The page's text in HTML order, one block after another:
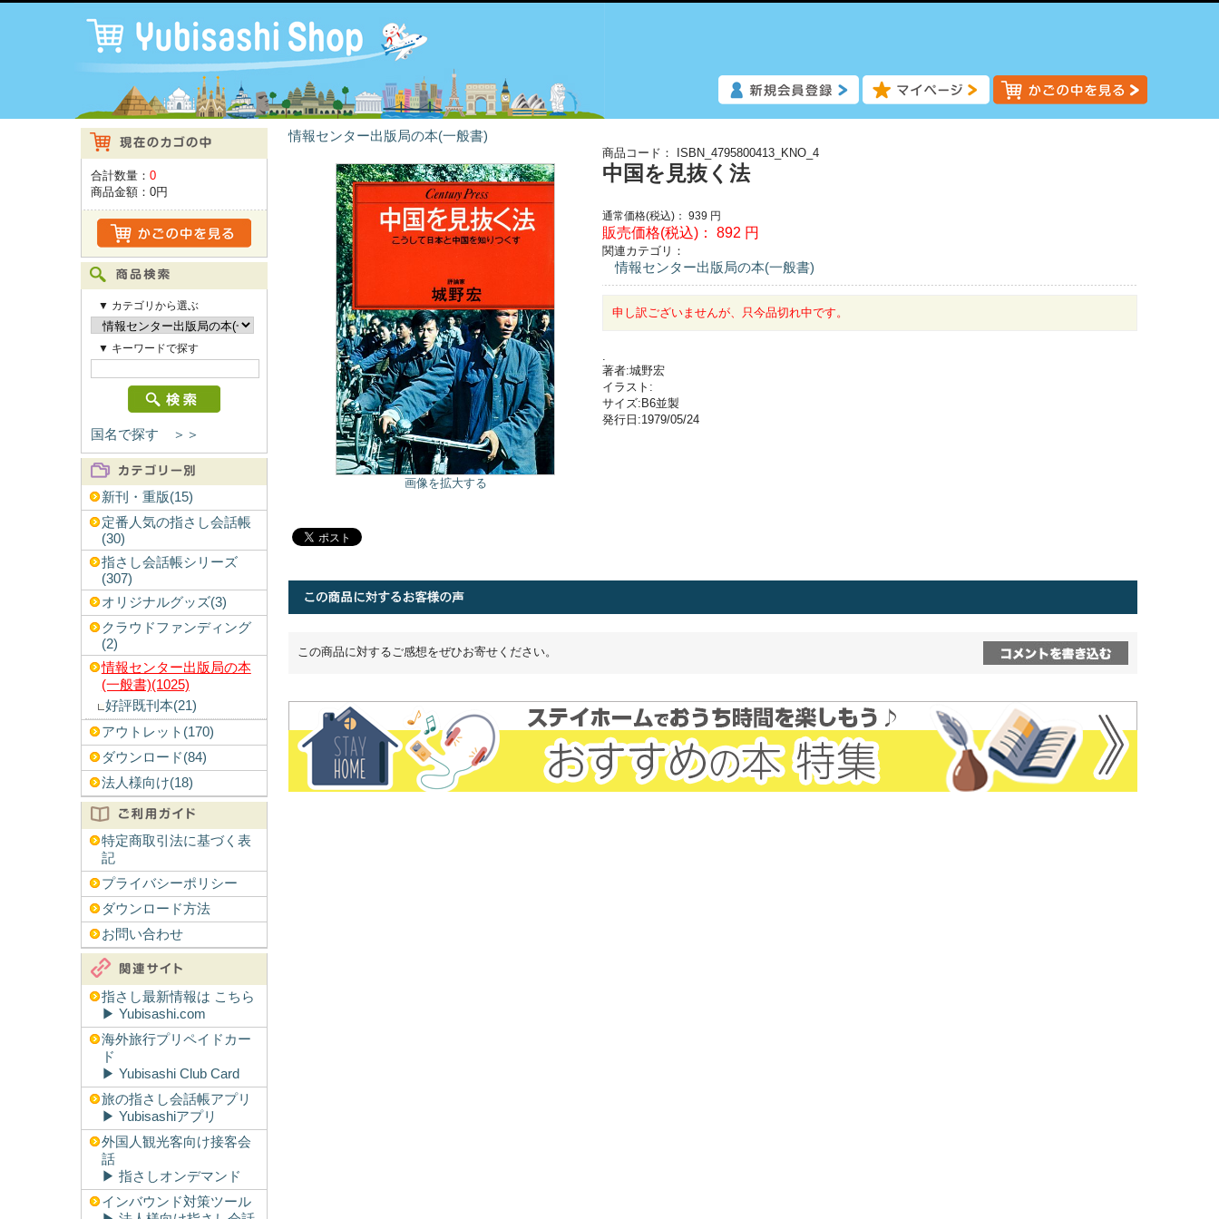
合計数量： 0
商品金額： 0円
▼ カテゴリから選ぶ
▼ キーワードで探す
国名で探す ＞＞
新刊・重版(15)
定番人気の指さし会話帳
(30)
指さし会話帳シリーズ
(307)
オリジナルグッズ(3)
クラウドファンディング
(2)
情報センター出版局の本
(一般書)(1025)
好評既刊本(21)
アウトレット(170)
ダウンロード(84)
法人様向け(18)
特定商取引法に基づく表
記
プライバシーポリシー
ダウンロード方法
お問い合わせ
指さし最新情報は こちら
▶︎ Yubisashi.com
海外旅行プリペイドカー
ド
▶︎ Yubisashi Club Card
旅の指さし会話帳アプリ
▶︎ Yubisashiアプリ
外国人観光客向け接客会
話
▶︎ 指さしオンデマンド
インバウンド対策ツール
情報センター出版局の本(一般書)
画像を拡大する
商品コード： ISBN_4795800413_KNO_4
中国を見抜く法
通常価格(税込)： 939 円
販売価格(税込)： 892 円
関連カテゴリ：
情報センター出版局の本(一般書)
申し訳ございませんが、只今品切れ中です。
.
著者:城野宏
イラスト:
サイズ:B6並製
発行日:1979/05/24
この商品に対するご感想をぜひお寄せください。